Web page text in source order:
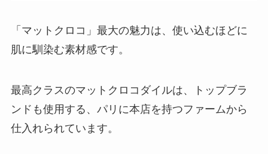
「マットクロコ」最大の魅力は、使い込むほどに
肌に馴染む素材感です。
最高クラスのマットクロコダイルは、トップブラ
ンドも使用する、パリに本店を持つファームから
仕入れられています。